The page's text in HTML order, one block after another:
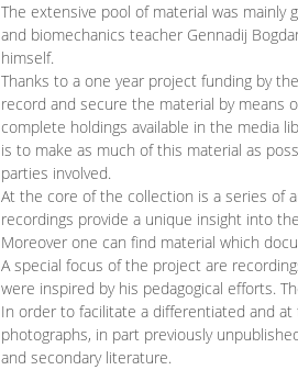
The extensive pool of material was
and biomechanics teacher Gennadij
himself.
Thanks to a one year project funding by
record and secure the material by means
complete holdings available in the media
is to make as much of this material as
parties involved.
At the core of the collection is a series of
recordings provide a unique insight into
Moreover one can find material which
A special focus of the project are
were inspired by his pedagogical efforts.
In order to facilitate a differentiated and
photographs, in part previously
and secondary literature.